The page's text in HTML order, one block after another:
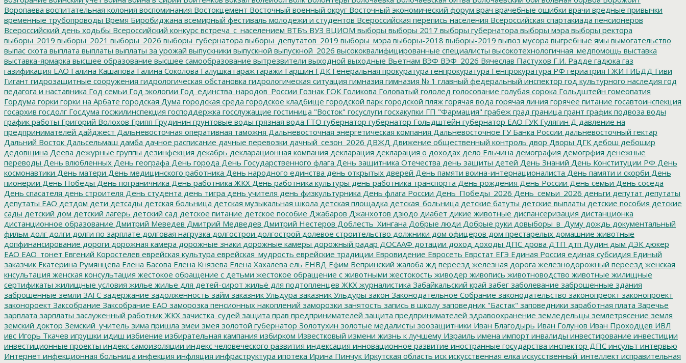
Воропаева воспитательная колония воспоминания Востокцемент Восточный военный округ Восточный экономический форум врач врачебные ошибки врачи вредные привычки
временные трубопроводы Время Биробиджана всемирный фестиваль молодежи и студентов Всероссийская перепись населения Всероссийская спартакиада пенсионеров
Всероссийский день ходьбы Всероссийский конкурс встреча_с_населением ВТБъ ВУЗ ВЦИОМ выборы выборы 2017 выборы губернатора выборы мэра выборы ректора
выборы_2019 выборы_2021 выборы_2026 выборы_губернатора выборы_депутатов_2019 выборы_мэра выборы-2018 выборы-2019 вывоз мусора выгребные ямы вымогательство
выпас скота выплата выплаты выплаты за урожай выпускники выпускной выпускной_2026 высококвалифицированные специалисты высокотехнологичная_медпомощь выставка
выставка-ярмарка высшее образование высшее самообразование вытрезвители выходной выходные Вьетнам ВЭФ ВЭФ_2026 Вячеслав Пастухов Г.И. Радде гадюка газ
газификация ЕАО Галина Кашапова Галина Соколова Галушка гараж гаражи Гаршин ГДК Генеральная прокуратура генпрокуратура Генпрокуратура РФ гериатрия ГЖИ ГИБДД Гиви
Гигант гидрозащитные сооружения гидрологическая обстановка гидрологическая ситуация гимназия гимназия № 1 главный федеральный инспектор год культурного наследия год
педагога и наставника Год семьи Год экологии Год_единства_народов_России Гознак ГОК Голикова Головатый гололед голосование голубая сорока Гольдштейн гомеопатия
Гордума горки горки на Арбате городская Дума городская среда городское кладбище городской парк городской пляж горячая вода горячая линия горячее питание госавтоинспекция
госархив госдолг Госдума госжилинспекция господдержка госслужащие гостиница "Восток" госуслуги госхакупки ГП "Фармация" грабеж град граница грант график подвоза воды
график работы Григорий Волохов Грипп Грудинин грунтовые воды грязная вода ГТО губернатор губернатор Гольдштейн губернатор ЕАО ГУК Гулягин Д давление на
предпринимателей дайджест Дальневосточная оперативная таможня Дальневосточная энергетическая компания Дальневосточное ГУ Банка России дальневосточный гектар
Дальний Восток Дальсельмаш дамба дачное расписание дачные перевозки дачный_сезон_2026 ДВЖД Движение общественный контроль двор Дворы ДГК дебош дебошир
дедовщина Деева дежурные группы дезинфекция декабрь декларационная компания декларация декларация о доходах дело Ельчина демография демогрфия денежные
переводы День влюбленных День географа День города День Государственного флага День защитника Отечества день защиты детей День Знаний День Конституции РФ День
космонавтики День матери День медицинского работника День народного единства день открытых дверей День памяти воина-интернационалиста День памяти и скорби День
пионерии День Победы День пограничника День работника ЖКХ День работника культуры день работника транспорта День рождения День России День семьи День соседа
День спасателя день строителя День студента день тигра день учителя день физкультурника День флага России День_Победы_2026 День_семьи_2026 деньги депутат депутаты
депутаты ЕАО детдом дети детсады детская больница детская музыкальная школа детская площадка детская_больница детские батуты детские выплаты детские пособия детские
сады детский дом детский лагерь детский сад детское питание детское пособие Джабаров Джанхотов дзюдо диабет дикие животные диспансеризация дистанционка
дистанционное образование Дмитрий Меведев Дмитрий Медведев Дмитрий Нестеров Доблесть_Хингана Добрые люди Добрые руки довыборы_в_Думу дождь документальный
фильм долг долги долги по зарплате долговая нагрузка долгострои долгострой долевое строительство должники дом офицеров дом престарелых домашние животные
допфинансирование дороги дорожная камера дорожные знаки дорожные камеры дорожный радар ДОСААФ дотации доход доходы ДПС дрова ДТП дтп Дудин дым ДЭК дюкер
ЕАО ЕАО_тонет Евгений Коростелев еврейская культура еврейская_мудрость еврейские традиции Евровидение Евросеть Еврстат ЕГЭ Единая Россия единая субсидия Единый
заказчик Екатерина Румянцева Елена Басова Елена Князева Елена Хахалева ель ЕНВД Ефим Вепринский жалоба жд переезд железная дорога железнодорожный переезд женская
кнсультация женская консультация жестокое обращение с детьми жестокое обращение с животными жестокость живодер живопись животноводство животные жилищные
сертификаты жилищные условия жилье жилье для детей-сирот жильё для подтопленцев ЖКХ журналистика Забайкальский край забег заболевание заброшенные здания
заброшенные земли ЗАГС задержание задолженность займ заказник Ульдура заказник Ульдуры закон Законодательное Собрание законодательство законопреокт законопроект
законороект Заксобрание Заксобрание ЕАО заморозка пенсионных накоплений заморозки занятость запись в школу заповедник "Бастак" заповедники заработная плата Заречье
зарплата зарплаты заслуженный работник ЖКХ зачистка_судей защита прав предпринимателей защита предпринимателей здравоохранение земледельцы землетрясение земля
земский доктор Земский_учитель зима пришла змеи змея золотой губернатор Золотухин золотые медалисты зоозащитники Иван Благодырь Иван Голунов Иван Проходцев ИВЛ
ивс Игорь Ткачев игрушки идиш избиение избирательная кампания избирком Известковый измени жизнь к лучшему Израиль имена импорт инвалиды инвестирование инвестиции
инвестиционные проекты индекс самоизоляции индекс человеческого развития индексация инновационное развитие иностранные государства инспектор ДПС инсульт интервью
Интернет инфекционная больница инфекция инфляция инфраструктура ипотека Ирина Пинчук Иркутская область иск искусственная елка искусственный_интеллект исправительная